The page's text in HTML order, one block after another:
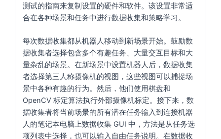
测试的指南来复制设置的硬件和软件。该设置非常适
合在各种场景和任务中进行数据收集和策略学习。
每次数据收集都从机器人移动到新场景开始。鼓励数
据收集者选择包含多个有趣任务、大量交互目标和大
量杂乱的场景。在新场景中设置机器人后，数据收集
者选择第三人称摄像机的视图，这些视图可以捕捉场
景中各种有趣的行为。然后，他们使用棋盘和
OpenCV 标定算法执行外部摄像机标定。接下来，数
据收集者将当前场景的所有潜在任务输入到连接机器
人的笔记本电脑上数据收集 GUI 中，方法是从任务选
项列表中选择，也可以输入自由任务说明。在数据收